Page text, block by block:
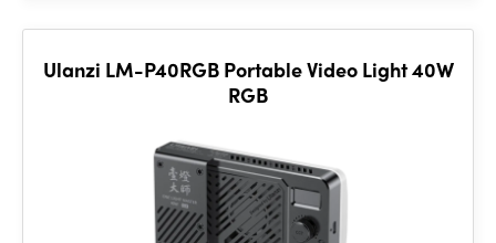
Ulanzi LM-P40RGB Portable Video Light 40W
RGB